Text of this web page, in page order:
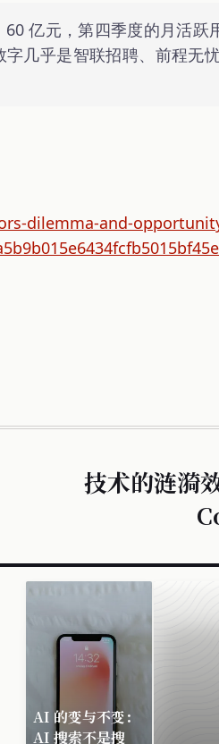
亿元，第四季度的月活跃
几乎是智联招聘、前程无
dilemma-and-
技术的涟漪
AI 的变与不变：
AI 搜索不是搜